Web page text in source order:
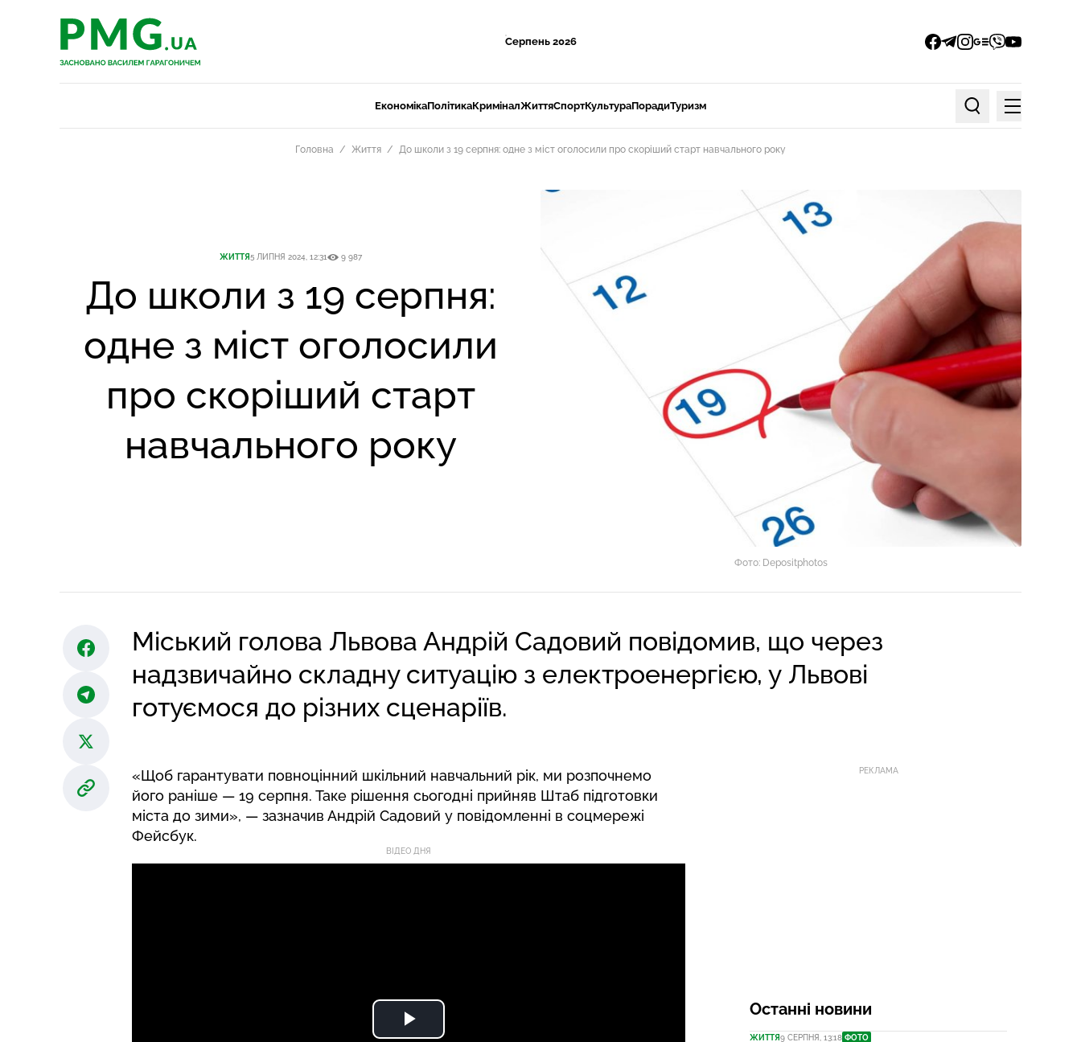
PMG.ua
Серпень 2026
facebook
telegram
instagram
google_news
viberyoutube
PMG.ua
ЕкономікаПолітикаКриміналЖиттяСпортКультураПорадиТуризм
Пошук по статтях
Меню
Головна Життя До школи з 19 серпня: одне з міст оголосили про скоріший старт навчального року
ЖИТТЯ5 ЛИПНЯ 2024, 12:31 9 987
До школи з 19 серпня:
одне з міст оголосили
про скоріший старт
навчального року
Фото: Depositphotos
Міський голова Львова Андрій Садовий повідомив, що через
надзвичайно складну ситуацію з електроенергією, у Львові
готуємося до різних сценаріїв.
«Щоб гарантувати повноцінний шкільний навчальний рік, ми розпочнемо
його раніше — 19 серпня. Таке рішення сьогодні прийняв Штаб підготовки
міста до зими», — зазначив Андрій Садовий у повідомленні в соцмережі
Фейсбук.
ВІДЕО ДНЯ
РЕКЛАМА
Останні новини
ЖИТТЯ9 СЕРПНЯ, 13:18 ФОТО